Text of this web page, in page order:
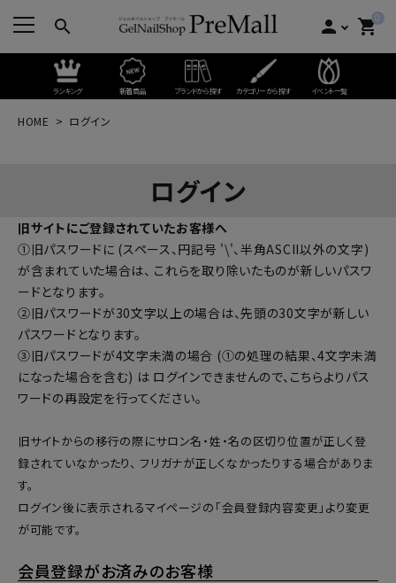
search person 0
shopping_cart
ランキング 新着商品 ブランドから探す カテゴリーから探す イベント一覧
HOME ログイン
ログイン
旧サイトにご登録されていたお客様へ
①旧パスワードに (スペース、円記号 '\'、半角ASCII以外の文字)
が含まれていた場合は、 これらを取り除いたものが新しいパスワ
ードとなります。
②旧パスワードが30文字以上の場合は、先頭の30文字が新しい
パスワードとなります。
③旧パスワードが4文字未満の場合 (①の処理の結果、4文字未満
になった場合を含む) は ログインできませんので、 こちらよりパス
ワードの再設定を行ってください。
旧サイトからの移行の際にサロン名・姓・名の区切り位置が正しく登
録されていなかったり、 フリガナが正しくなかったりする場合がありま
す。
ログイン後に表示されるマイページの「会員登録内容変更」より変更
が可能です。
会員登録がお済みのお客様